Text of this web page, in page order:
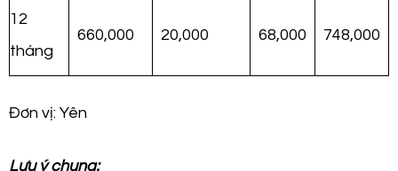
12
tháng
660,000 20,000 68,000 748,000
Đơn vị: Yên
Lưu ý chung: